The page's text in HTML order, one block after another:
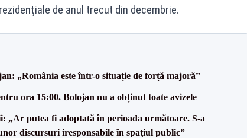
de anul trecut din decembrie.
„România este într-o situație de forță majoră”
ora 15:00. Bolojan nu a obținut toate avizele
„Ar putea fi adoptată în perioada următoare. S-a
discursuri iresponsabile în spaţiul public”